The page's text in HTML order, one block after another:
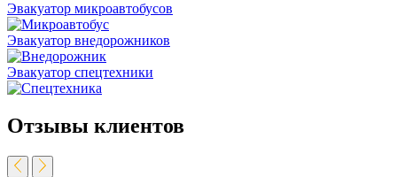
Эвакуатор микроавтобусов
Эвакуатор внедорожников
Эвакуатор спецтехники
Отзывы клиентов